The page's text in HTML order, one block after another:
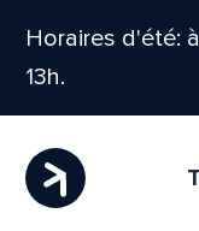
Horaires d'été:
13h.